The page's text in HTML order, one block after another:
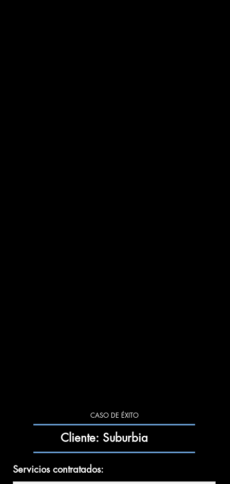
CASO DE ÉXITO
Cliente: Suburbia
Servicios contratados: